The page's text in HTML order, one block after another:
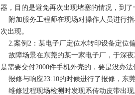
器，目的是避免再次出现堵塞的情况，到
附加服务工程师在现场对操作人员进行
次出现。
2.案例2：某电子厂定位水转印设备定位
故障场景在东莞的某一家电子厂，于深夜
是需要交付2000件手机外壳的，要是没办
报修与响应23:10的时候进行了报修，东
维修过程现场检测时发现系传动皮带出